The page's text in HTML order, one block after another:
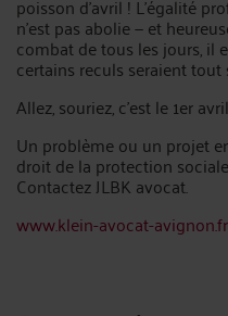
n’est pas abolie — et
combat de tous les jours, il
certains reculs seraient
Allez, souriez, c’est le 1er
Un problème ou un projet
droit de la protection
Contactez JLBK avocat.
www.klein-avocat-avignon.fr